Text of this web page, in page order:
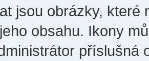
jsou obrázky,
obsahu. Ikony
příslušná